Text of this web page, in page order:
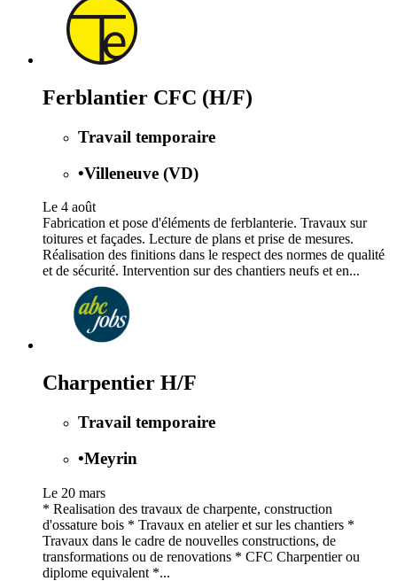
Ferblantier CFC (H/F)
Travail temporaire
•Villeneuve (VD)
Le 4 août
Fabrication et pose d'éléments de ferblanterie. Travaux sur
toitures et façades. Lecture de plans et prise de mesures.
Réalisation des finitions dans le respect des normes de qualité
et de sécurité. Intervention sur des chantiers neufs et en...
Charpentier H/F
Travail temporaire
•Meyrin
Le 20 mars
* Realisation des travaux de charpente, construction
d'ossature bois * Travaux en atelier et sur les chantiers *
Travaux dans le cadre de nouvelles constructions, de
transformations ou de renovations * CFC Charpentier ou
diplome equivalent *...